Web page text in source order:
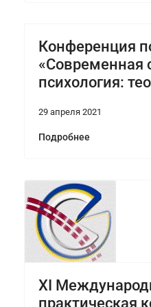
Конференция
«Современная
психология:
29 апреля 2021
Подробнее
XI
практическая